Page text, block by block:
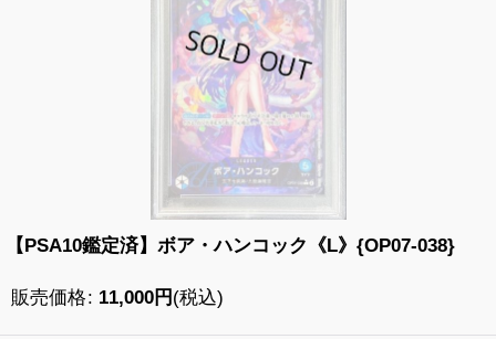
【PSA10鑑定済】ボア・ハンコック《L》{OP07-038}
販売価格: 11,000円 (税込)